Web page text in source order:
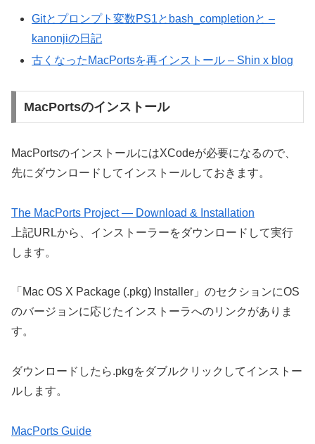
Gitとプロンプト変数PS1とbash_completionと –
kanonjiの日記
古くなったMacPortsを再インストール – Shin x blog
MacPortsのインストール
MacPortsのインストールにはXCodeが必要になるので、
先にダウンロードしてインストールしておきます。
The MacPorts Project — Download & Installation
上記URLから、インストーラーをダウンロードして実行
します。
「Mac OS X Package (.pkg) Installer」のセクションにOS
のバージョンに応じたインストーラへのリンクがありま
す。
ダウンロードしたら.pkgをダブルクリックしてインストー
ルします。
MacPorts Guide